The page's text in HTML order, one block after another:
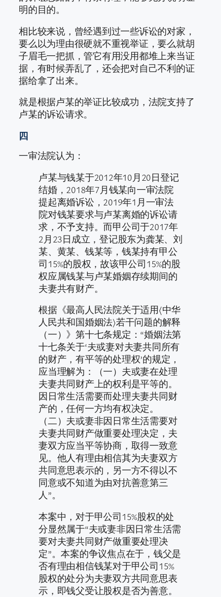
明的目的。
相比较来说，曾经遇到过一些诉讼的对家，
要么以为理由很硬就不重视举证，要么就胡
子眉毛一把抓，管它有用没用都堆上来当证
据，有时候弄乱了，还会把对自己不利的证
据给拿了出来。
就是根据卢某的举证比较成功，法院支持了
卢某的诉讼请求。
四
一审法院认为：
卢某与钱某于2012年10月20日登记
结婚，2018年7月钱某向一审法院
提起离婚诉讼，2019年1月一审法
院对钱某要求与卢某离婚的诉讼请
求，不予支持。而甲公司于2017年
2月23日成立，登记股东为龚某、刘
某、黄某、钱某等，钱某持有甲公
司15%的股权，故该甲公司15%的股
权应属钱某与卢某婚姻存续期间的
夫妻共有财产。
根据《最高人民法院关于适用〈中华
人民共和国婚姻法〉若干问题的解释
（一）》第十七条规定：“婚姻法第
十七条关于‘夫或妻对夫妻共同所有
的财产，有平等的处理权’的规定，
应当理解为：（一）夫或妻在处理
夫妻共同财产上的权利是平等的。
因日常生活需要而处理夫妻共同财
产的，任何一方均有权决定。
（二）夫或妻非因日常生活需要对
夫妻共同财产做重要处理决定，夫
妻双方应当平等协商，取得一致意
见。他人有理由相信其为夫妻双方
共同意思表示的，另一方不得以不
同意或不知道为由对抗善意第三
人”。
本案中，对于甲公司15%股权的处
分显然属于“夫或妻非因日常生活需
要对夫妻共同财产做重要处理决
定”。本案的争议焦点在于，钱父是
否有理由相信钱某对于甲公司15%
股权的处分为夫妻双方共同意思表
示，即钱父受让股权是否为善意。